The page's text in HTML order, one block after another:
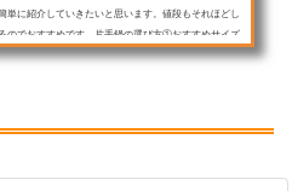
単に紹介していきたいと思います。値段もそれほどし
のでおすすめです。片手鍋の選び方①おすすめサイズ
１８ｃｍじゃないのかと言いたくなるかもしれません